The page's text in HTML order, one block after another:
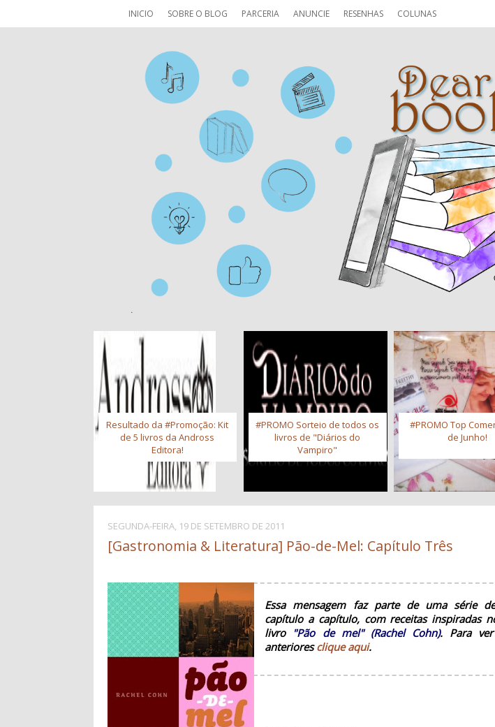
INICIO SOBRE O BLOG PARCERIA ANUNCIE RESENHAS COLUNAS
Resultado da #Promoção: Kit
de 5 livros da Andross
Editora!
#PROMO Sorteio de todos os
livros de "Diários do
Vampiro"
#PROMO Top
de Junho!
SEGUNDA-FEIRA, 19 DE SETEMBRO DE 2011
[Gastronomia & Literatura] Pão-de-Mel: Capítulo Três
Essa mensagem faz parte de uma série
capítulo a capítulo, com receitas inspiradas
livro "Pão de mel" (Rachel Cohn). Para
anterioresclique aqui.